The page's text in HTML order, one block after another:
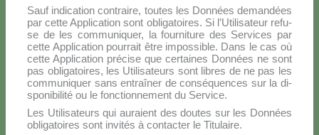
Sauf in­di­ca­tion con­trai­re, tou­tes les Don­nées de­man­dées
par cet­te Ap­pli­ca­tion sont obli­ga­toi­res. Si l’Utilisateur re­fu­
se de les com­mu­ni­quer, la four­ni­tu­re des Ser­vi­ces par
cet­te Ap­pli­ca­tion pour­rait être im­pos­si­ble. Dans le cas où
cet­te Ap­pli­ca­tion pré­ci­se que cer­tai­nes Don­nées ne sont
pas obli­ga­toi­res, les Uti­li­sa­teurs sont li­bres de ne pas les
com­mu­ni­quer sans en­traî­ner de con­sé­quen­ces sur la di­
spo­ni­bi­li­té ou le fonc­tion­ne­ment du Ser­vi­ce.
Les Uti­li­sa­teurs qui au­ra­ient des dou­tes sur les Don­nées
obli­ga­toi­res sont in­vi­tés à con­tac­ter le Ti­tu­lai­re.